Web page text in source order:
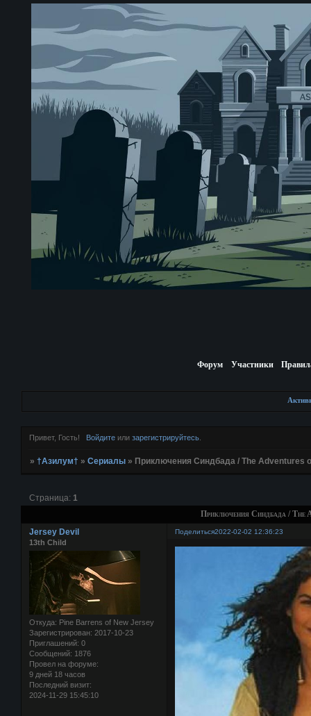
Форум Участники
Привет, Гость! Войдитеили зарегистрируйтесь.
»†Азилум† »Сериалы » Приключения Синдбада / The Adventures
Приключения Синдбада / The
Страница: 1
Поделиться2022-02-02 12:36:23
Jersey Devil
13th Child
Откуда: Pine Barrens of New Jersey
Зарегистрирован: 2017-10-23
Приглашений: 0
Сообщений: 1876
Провел на форуме:
9 дней 18 часов
Последний визит:
2024-11-29 15:45:10